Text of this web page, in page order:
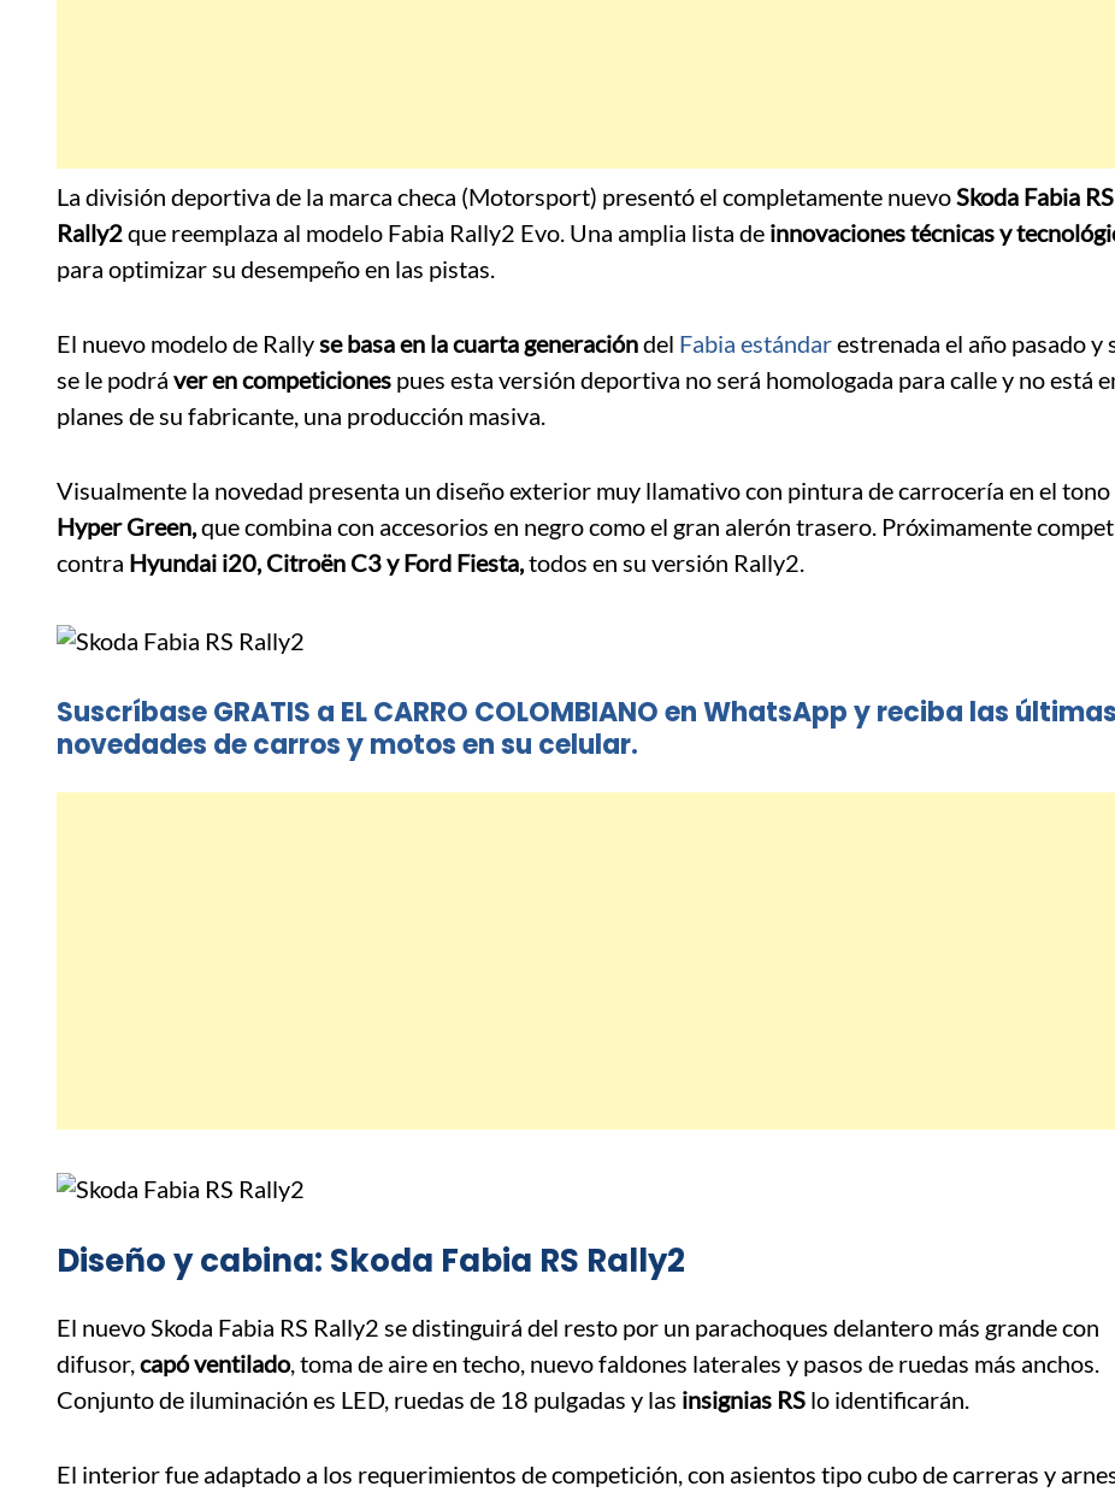
La división deportiva de la marca checa (Motorsport) presentó el completamente nuevoSkoda Fabia RS
Rally2que reemplaza al modelo Fabia Rally2 Evo. Una amplia lista de innovaciones técnicas y
para optimizar su desempeño en las pistas.
El nuevo modelo de Rallyse basa en la cuarta generacióndel Fabia estándarestrenada el año pasado y
se le podrá ver en competiciones pues esta versión deportiva no será homologada para calle y no está
planes de su fabricante, una producción masiva.
Visualmente la novedad presenta un diseño exterior muy llamativo con pintura de carrocería en el tono
Hyper Green,que combina con accesorios en negro como el gran alerón trasero. Próximamente
contra Hyundai i20, Citroën C3 y Ford Fiesta,todos en su versión Rally2.
Suscríbase GRATIS a EL CARRO COLOMBIANO en WhatsApp y reciba las últimas
novedades de carros y motos en su celular.
Diseño y cabina: Skoda Fabia RS Rally2
El nuevo Skoda Fabia RS Rally2 se distinguirá del resto por un parachoques delantero más grande con
difusor,capó ventilado, toma de aire en techo, nuevo faldones laterales y pasos de ruedas más anchos.
Conjunto de iluminación es LED, ruedas de 18 pulgadas y las insignias RS lo identificarán.
El interior fue adaptado a los requerimientos de competición, con asientos tipo cubo de carreras y